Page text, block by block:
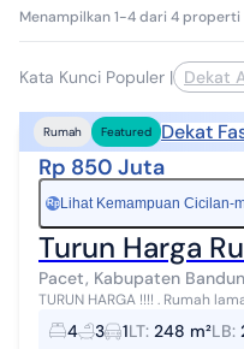
Menampilkan 1-4 dari 4 properti
Kata Kunci Populer | Dekat
Rumah Featured Dekat
Rp 850 Juta
Rp Lihat Kemampuan Cicilan-
Turun Harga
Pacet, Kabupaten
TURUN HARGA !!!! . Rumah lama, Luas LAHAN besar, lokasi strategis
dekat dengan RSUD Kab
Gading Tutuka, jalan le...
4 3 1LT: 248 m²LB: